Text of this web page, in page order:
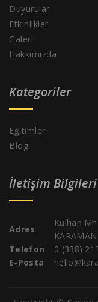
Duyurular
Etkinlikler
Galeri
Hakkımızda
Kategoriler
Eğitimler
Blog
İletişim Bilgileri
Adres
Külhan
KARAMAN
Telefon
0 (338)
E-Posta